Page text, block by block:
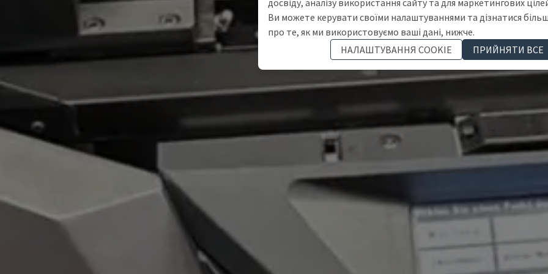
досвіду, аналізу використання сайту та для маркетингових
Ви можете керувати своїми налаштуваннями та дізнатися
про те, як ми використовуємо ваші дані, нижче.
НАЛАШТУВАННЯ COOKIE
ПРИЙНЯТИ ВСЕ